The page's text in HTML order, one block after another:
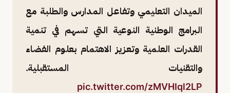
الميدان التعليمي وتفاعل المدارس والطلبة مع
البرامج الوطنية النوعية التي تسهم في تنمية
القدرات العلمية وتعزيز الاهتمام بعلوم الفضاء
والتقنيات المستقبلية.
pic.twitter.com/zMVHIql2LP